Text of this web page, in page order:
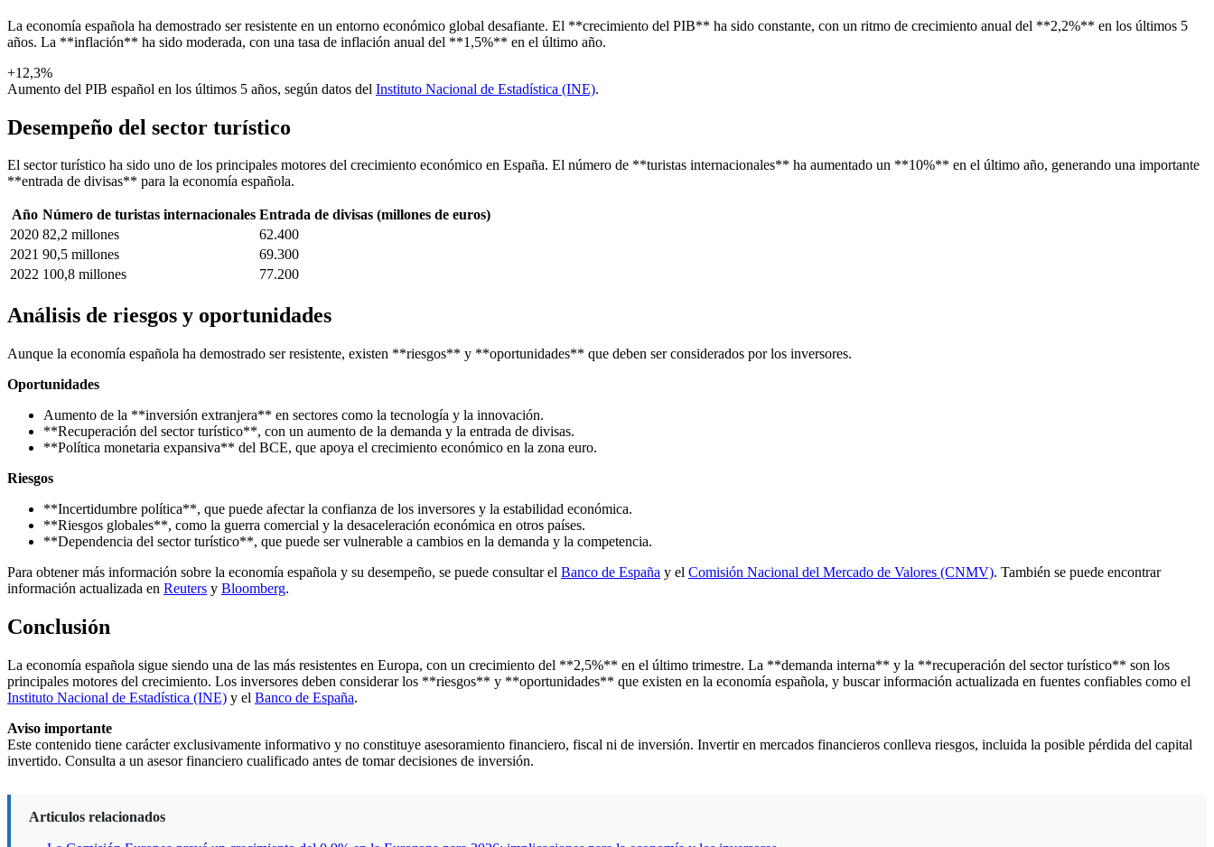
La economía española ha demostrado ser resistente en un entorno económico global desafiante. El **crecimiento del PIB** ha sido constante, con un ritmo de crecimiento anual del **2,2%** en los últimos 5
años. La **inflación** ha sido moderada, con una tasa de inflación anual del **1,5%** en el último año.
+12,3%
Aumento del PIB español en los últimos 5 años, según datos del Instituto Nacional de Estadística (INE).
Desempeño del sector turístico
El sector turístico ha sido uno de los principales motores del crecimiento económico en España. El número de **turistas internacionales** ha aumentado un **10%** en el último año, generando una importante
**entrada de divisas** para la economía española.
Año Número de turistas internacionales Entrada de divisas (millones de euros)
2020 82,2 millones
62.400
2021 90,5 millones
69.300
2022 100,8 millones 77.200
Análisis de riesgos y oportunidades
Aunque la economía española ha demostrado ser resistente, existen **riesgos** y **oportunidades** que deben ser considerados por los inversores.
Oportunidades
Aumento de la **inversión extranjera** en sectores como la tecnología y la innovación.
**Recuperación del sector turístico**, con un aumento de la demanda y la entrada de divisas.
**Política monetaria expansiva** del BCE, que apoya el crecimiento económico en la zona euro.
Riesgos
**Incertidumbre política**, que puede afectar la confianza de los inversores y la estabilidad económica.
**Riesgos globales**, como la guerra comercial y la desaceleración económica en otros países.
**Dependencia del sector turístico**, que puede ser vulnerable a cambios en la demanda y la competencia.
Para obtener más información sobre la economía española y su desempeño, se puede consultar el Banco de España y el Comisión Nacional del Mercado de Valores (CNMV). También se puede encontrar
información actualizada en Reuters y Bloomberg.
Conclusión
La economía española sigue siendo una de las más resistentes en Europa, con un crecimiento del **2,5%** en el último trimestre. La **demanda interna** y la **recuperación del sector turístico** son los
principales motores del crecimiento. Los inversores deben considerar los **riesgos** y **oportunidades** que existen en la economía española, y buscar información actualizada en fuentes confiables como el
Instituto Nacional de Estadística (INE) y el Banco de España.
Aviso importante
Este contenido tiene carácter exclusivamente informativo y no constituye asesoramiento financiero, fiscal ni de inversión. Invertir en mercados financieros conlleva riesgos, incluida la posible pérdida del capital
invertido. Consulta a un asesor financiero cualificado antes de tomar decisiones de inversión.
Articulos relacionados